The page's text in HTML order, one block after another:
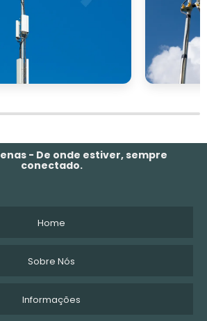
- De onde estiver, sempre
conectado.
Home
Sobre Nós
Informações